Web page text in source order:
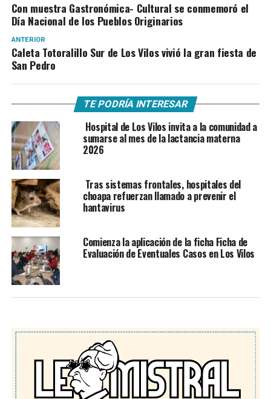
Con muestra Gastronómica- Cultural se conmemoró el
Día Nacional de los Pueblos Originarios
ANTERIOR
Caleta Totoralillo Sur de Los Vilos vivió la gran fiesta de
San Pedro
TE PODRÍA INTERESAR
Hospital de Los Vilos invita a la comunidad a
sumarse al mes de la lactancia materna
2026
Tras sistemas frontales, hospitales del
choapa refuerzan llamado a prevenir el
hantavirus
Comienza la aplicación de la ficha Ficha de
Evaluación de Eventuales Casos en Los Vilos